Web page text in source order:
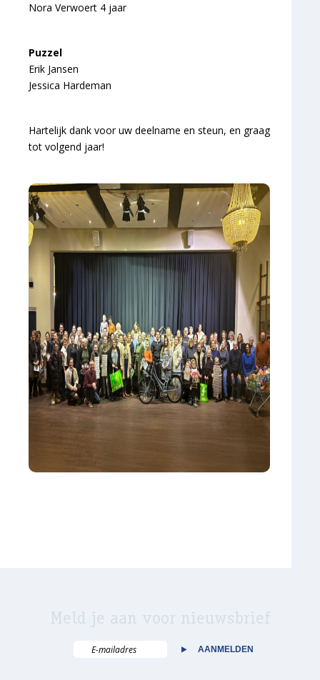
Nora Verwoert 4 jaar
Puzzel
Erik Jansen
Jessica Hardeman
Hartelijk dank voor uw deelname en steun, en graag
tot volgend jaar!
Meld je aan voor nieuwsbrief
AANMELDEN